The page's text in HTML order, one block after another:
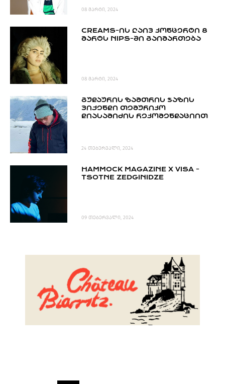
08 მარტი, 2024
CREAMS-ᲘᲡ ᲚᲐᲘᲕ ᲙᲝᲜᲪᲔᲠᲢᲘ 8
ᲛᲐᲠᲢᲡ NIPS-ᲨᲘ ᲒᲐᲘᲛᲐᲠᲗᲔᲑᲐ
08 მარტი, 2024
ᲒᲣᲓᲐᲣᲠᲘᲡ ᲖᲐᲛᲗᲠᲘᲡ ᲯᲐᲖᲘᲡ
ᲕᲘᲥᲔᲜᲓᲘ ᲗᲔᲛᲣᲠᲘᲙᲝ
ᲓᲘᲐᲡᲐᲛᲘᲫᲘᲡ ᲠᲔᲙᲝᲛᲔᲜᲓᲐᲪᲘᲘᲗ
24 თებერვალი, 2024
HAMMOCK MAGAZINE X VISA -
TSOTNE ZEDGINIDZE
09 თებერვალი, 2024